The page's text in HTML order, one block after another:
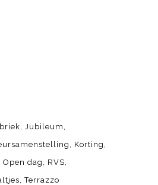
Jubileum
Korting
Open dag
RVS
Terrazzo